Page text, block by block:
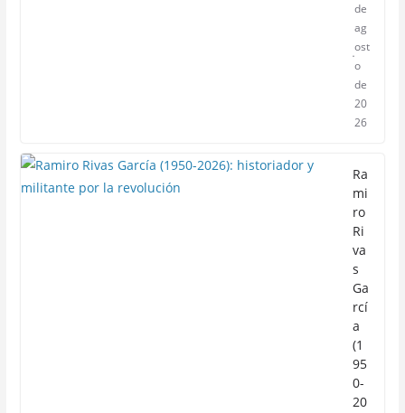
de
ag
ost
o
de
20
26
Ra
mi
ro
Ri
va
s
Ga
rcí
a
(1
95
0-
20